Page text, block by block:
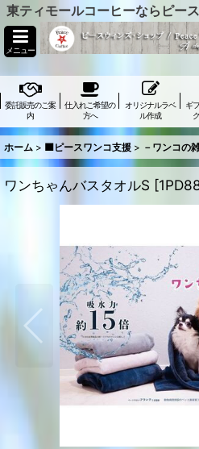
東ティモールコーヒーならピー
メニュー
委託販売のご案
内
仕入れご希望の
方へ
オリジナルラベ
ル作成
ギ
ホーム > 🟦ピースワンコ支援 > －ワンコの
ワンちゃんバスタオルS [